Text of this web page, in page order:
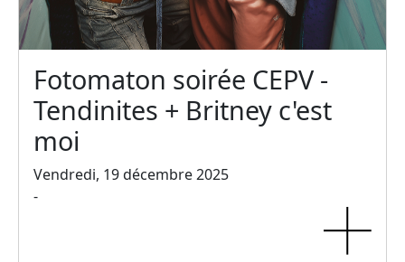
Fotomaton soirée CEPV -
Tendinites + Britney c'est
moi
Vendredi, 19 décembre 2025
-